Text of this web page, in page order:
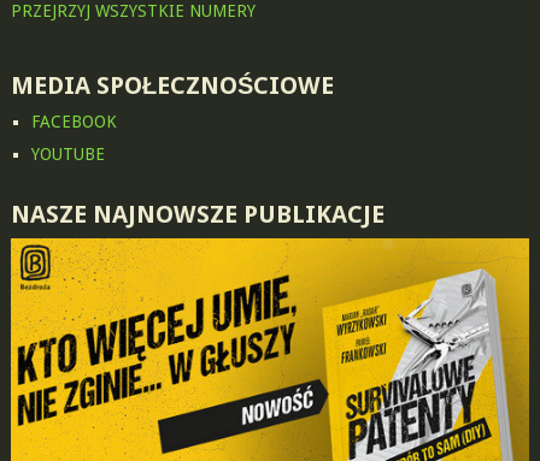
PRZEJRZYJ WSZYSTKIE NUMERY
MEDIA SPOŁECZNOŚCIOWE
FACEBOOK
YOUTUBE
NASZE NAJNOWSZE PUBLIKACJE